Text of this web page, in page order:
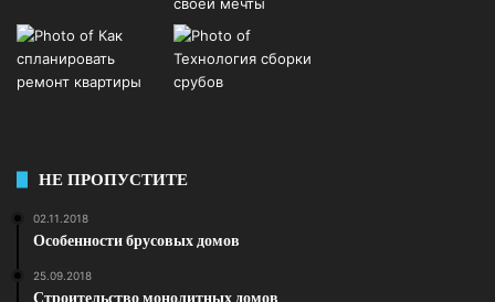
НЕ ПРОПУСТИТЕ
02.11.2018
Особенности брусовых домов
25.09.2018
Строительство монолитных домов